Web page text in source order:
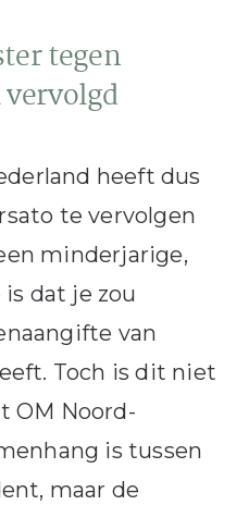
tegen
heeft dus
te vervolgen
minderjarige,
dat je zou
van
Toch is dit niet
OM Noord-
is tussen
maar de